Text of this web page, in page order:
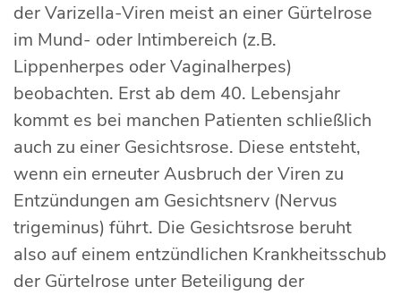
der Varizella-Viren meist an einer Gürtelrose
im Mund- oder Intimbereich (z.B.
Lippenherpes oder Vaginalherpes)
beobachten. Erst ab dem 40. Lebensjahr
kommt es bei manchen Patienten schließlich
auch zu einer Gesichtsrose. Diese entsteht,
wenn ein erneuter Ausbruch der Viren zu
Entzündungen am Gesichtsnerv (Nervus
trigeminus) führt. Die Gesichtsrose beruht
also auf einem entzündlichen Krankheitsschub
der Gürtelrose unter Beteiligung der